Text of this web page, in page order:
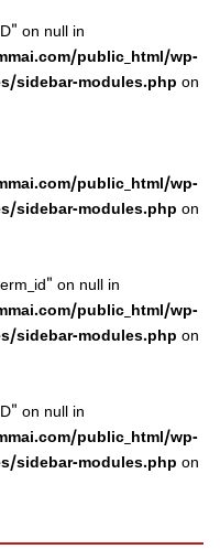
on null in
public_html/wp-
sidebar-modules.php on
public_html/wp-
sidebar-modules.php on
on null in
public_html/wp-
sidebar-modules.php on
on null in
public_html/wp-
sidebar-modules.php on